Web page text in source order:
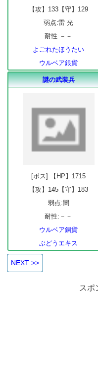
【攻】133【守】129
弱点:雷 光
耐性:－－
よごれたほうたい
ウルベア銀貨
謎の武装兵
[ボス] 【HP】1715
【攻】145【守】183
弱点:闇
耐性:－－
ウルベア銅貨
ぶどうエキス
NEXT >>
スポ